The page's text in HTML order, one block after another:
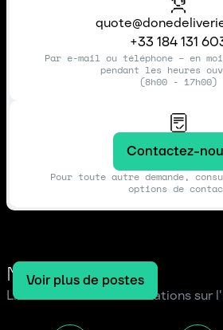
+33 184 131
Par e-mail ou téléphone – en
pendant les heures
(8h00 - 17h00)
Contactez-
Pour toute autre demande,
options de
Notre blog
Lire les dernières informations sur
Voir plus de postes